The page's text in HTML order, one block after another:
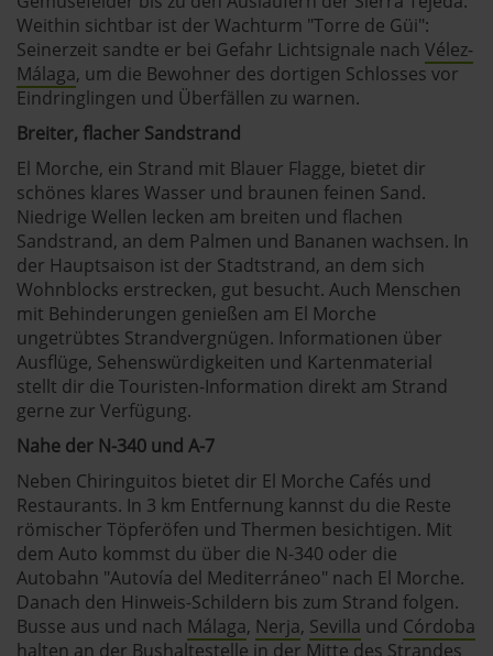
Weithin sichtbar ist der Wachturm "Torre de Güi":
Seinerzeit sandte er bei Gefahr Lichtsignale nach Vélez-
Málaga, um die Bewohner des dortigen Schlosses vor
Eindringlingen und Überfällen zu warnen.
Breiter, flacher Sandstrand
El Morche, ein Strand mit Blauer Flagge, bietet dir
schönes klares Wasser und braunen feinen Sand.
Niedrige Wellen lecken am breiten und flachen
Sandstrand, an dem Palmen und Bananen wachsen. In
der Hauptsaison ist der Stadtstrand, an dem sich
Wohnblocks erstrecken, gut besucht. Auch Menschen
mit Behinderungen genießen am El Morche
ungetrübtes Strandvergnügen. Informationen über
Ausflüge, Sehenswürdigkeiten und Kartenmaterial
stellt dir die Touristen-Information direkt am Strand
gerne zur Verfügung.
Nahe der N-340 und A-7
Neben Chiringuitos bietet dir El Morche Cafés und
Restaurants. In 3 km Entfernung kannst du die Reste
römischer Töpferöfen und Thermen besichtigen. Mit
dem Auto kommst du über die N-340 oder die
Autobahn "Autovía del Mediterráneo" nach El Morche.
Danach den Hinweis-Schildern bis zum Strand folgen.
Busse aus und nach Málaga, Nerja, Sevilla und Córdoba
halten an der Bushaltestelle in der Mitte des Strandes